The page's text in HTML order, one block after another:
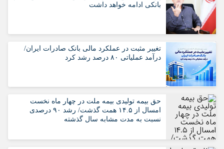
بانکی ادامه خواهد داشت
تغییر مثبت در عملکرد مالی بانک صادرات ایران/
درآمد عملیاتی ۸۰ درصد رشد کرد
حق بیمه تولیدی بیمه ملت در چهار ماه نخست
امسال از ۱۴.۵ همت گذشت/ رشد ۹۰ درصدی
نسبت به مدت مشابه سال گذشته